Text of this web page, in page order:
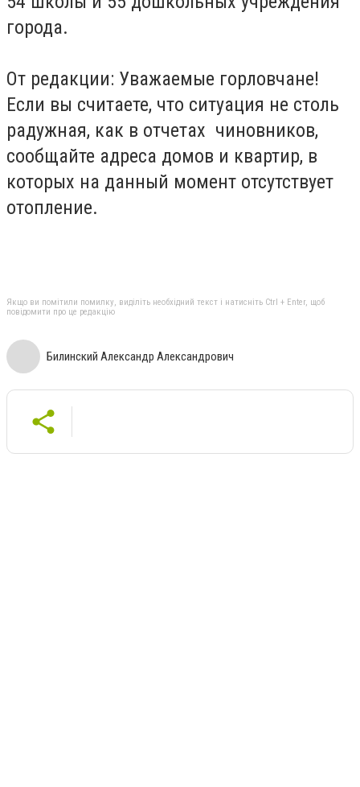
города.
От редакции: Уважаемые горловчане!
Если вы считаете, что ситуация не столь
радужная, как в отчетах чиновников,
сообщайте адреса домов и квартир, в
которых на данный момент отсутствует
отопление.
Якщо ви помітили помилку, виділіть необхідний текст і натисніть Ctrl + Enter, щоб
повідомити про це редакцію
Билинский Александр Александрович